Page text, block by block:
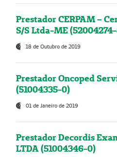
Prestador CERPAM –
S/S Ltda-ME
18 de Outubro de 2019
Prestador Oncoped
(51004335-0)
01 de Janeiro de 2019
Prestador Decordis
LTDA (51004346-0)